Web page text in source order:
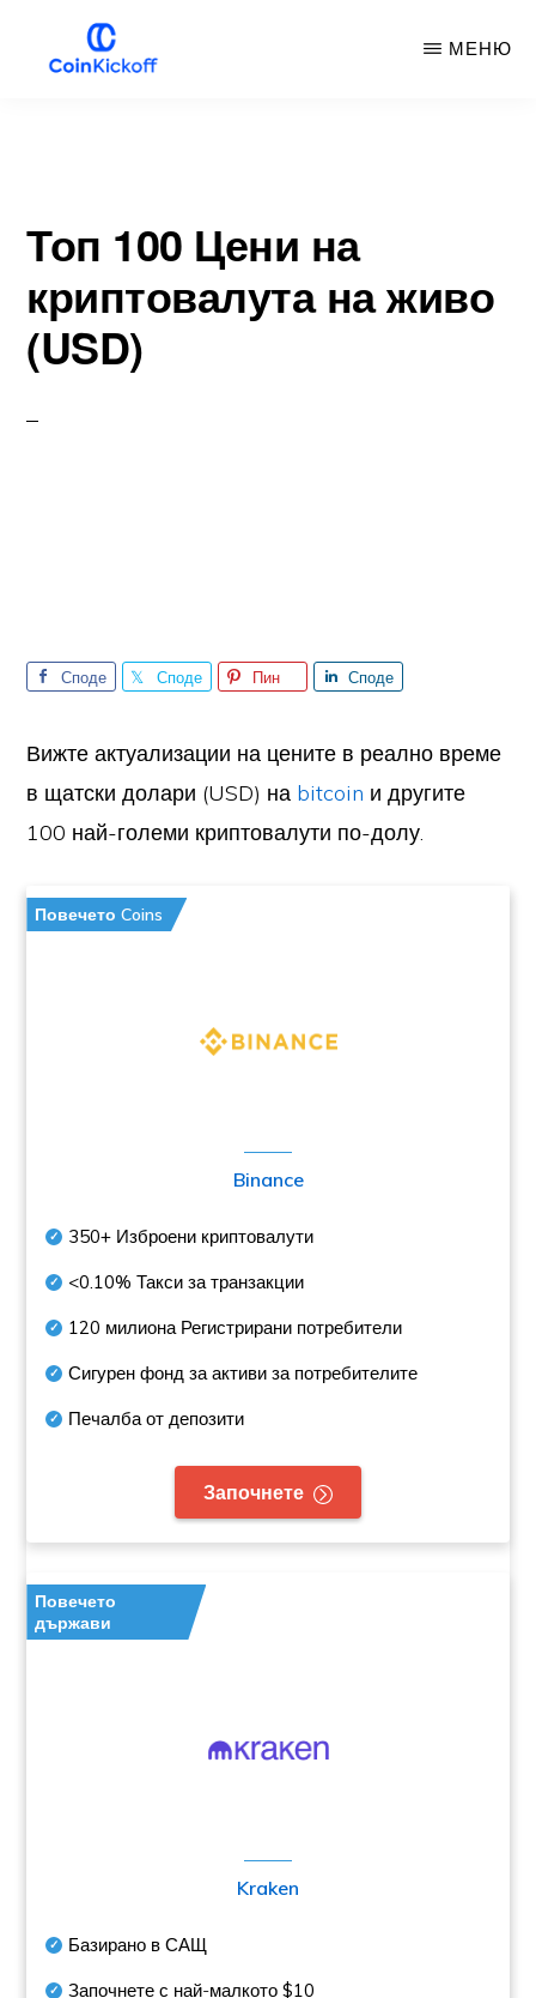
МЕНЮ
Топ 100 Цени на
криптовалута на живо
(USD)
Споде
Споде
Пин
Споде
Вижте актуализации на цените в реално време
в щатски долари (USD) на bitcoin и другите
100 най-големи криптовалути по-долу.
Повечето Coins
Binance
350+ Изброени криптовалути
<0.10% Такси за транзакции
120 милионаРегистрирани потребители
Сигурен фонд за активи за потребителите
Печалба от депозити
Започнете
Повечето
държави
Kraken
Базирано в САЩ
Започнете с най-малкото$10